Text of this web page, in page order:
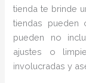
tienda te brinde
tiendas pueden
pueden no
ajustes o
involucradas y